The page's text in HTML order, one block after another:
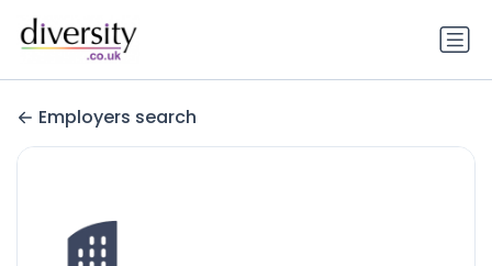
Employers search